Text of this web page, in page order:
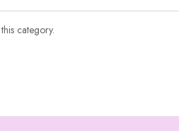
category.